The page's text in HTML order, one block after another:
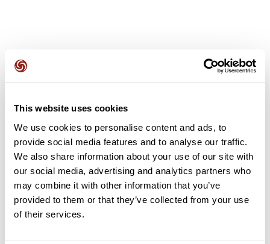
This website uses cookies
We use cookies to personalise content and ads, to
provide social media features and to analyse our traffic.
We also share information about your use of our site with
our social media, advertising and analytics partners who
may combine it with other information that you’ve
provided to them or that they’ve collected from your use
of their services.
Ajouter un avis
Découvrez ce parcours de trail de 4,3 km à proximité de